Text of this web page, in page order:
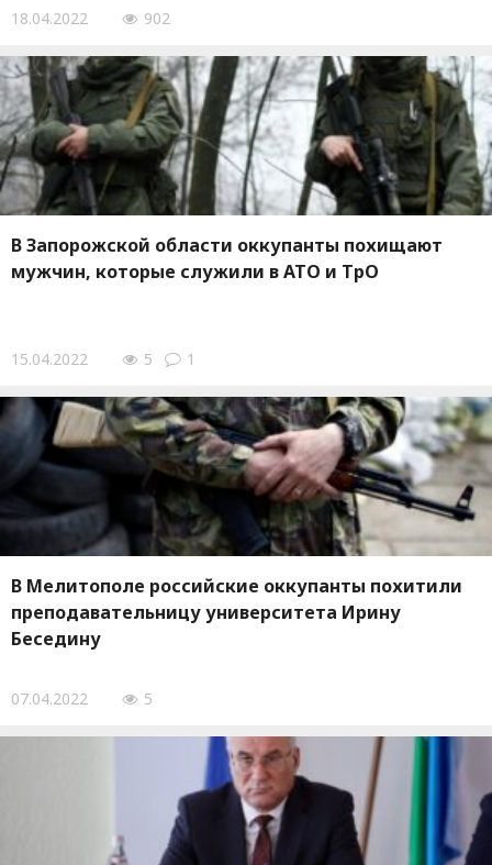
18.04.2022 902
В Запорожской области оккупанты похищают
мужчин, которые служили в АТО и ТрО
15.04.2022 5 1
В Мелитополе российские оккупанты похитили
преподавательницу университета Ирину
Беседину
07.04.2022 5